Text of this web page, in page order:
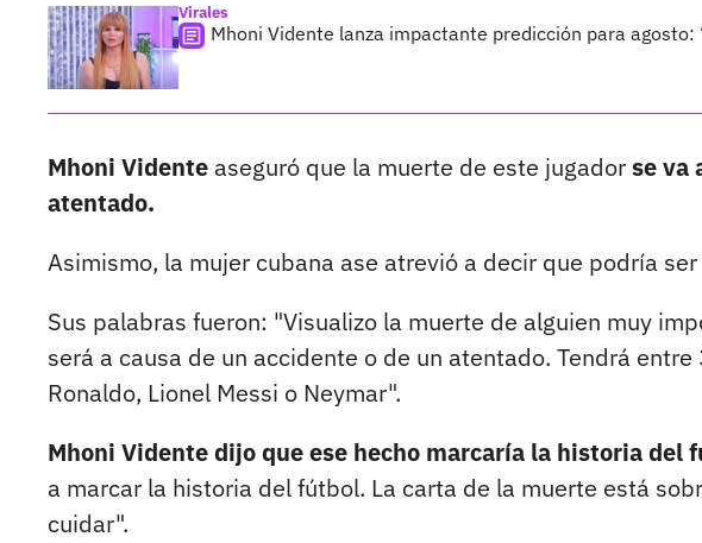
Virales
Mhoni Vidente lanza impactante predicción para agosto:
Mhoni Vidente aseguró que la muerte de este jugadorse va
atentado.
Asimismo, la mujer cubana ase atrevió a decir que podría ser
Sus palabras fueron: "Visualizo la muerte de alguien muy
será a causa de un accidente o de un atentado. Tendrá
Ronaldo, Lionel Messi o Neymar".
Mhoni Vidente dijo que ese hecho marcaría la historia del
a marcar la historia del fútbol. La carta de la muerte está
cuidar".